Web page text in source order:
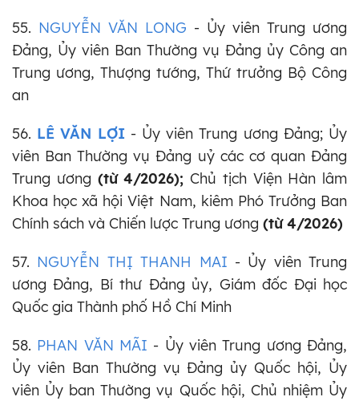
55. NGUYỄN VĂN LONG - Ủy viên Trung ương
Đảng, Ủy viên Ban Thường vụ Đảng ủy Công an
Trung ương, Thượng tướng, Thứ trưởng Bộ Công
an
56. LÊ VĂN LỢI - Ủy viên Trung ương Đảng; Ủy
viên Ban Thường vụ Đảng uỷ các cơ quan Đảng
Trung ương (từ 4/2026); Chủ tịch Viện Hàn lâm
Khoa học xã hội Việt Nam, kiêm Phó Trưởng Ban
Chính sách và Chiến lược Trung ương (từ 4/2026)
57. NGUYỄN THỊ THANH MAI - Ủy viên Trung
ương Đảng, Bí thư Đảng ủy, Giám đốc Đại học
Quốc gia Thành phố Hồ Chí Minh
58. PHAN VĂN MÃI - Ủy viên Trung ương Đảng,
Ủy viên Ban Thường vụ Đảng ủy Quốc hội, Ủy
viên Ủy ban Thường vụ Quốc hội, Chủ nhiệm Ủy